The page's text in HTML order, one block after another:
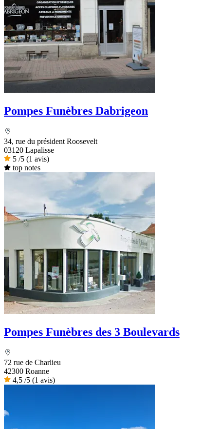
Pompes Funèbres Dabrigeon
34, rue du président Roosevelt
03120 Lapalisse
5 /5 (1 avis)
top notes
Pompes Funèbres des 3 Boulevards
72 rue de Charlieu
42300 Roanne
4,5 /5 (1 avis)